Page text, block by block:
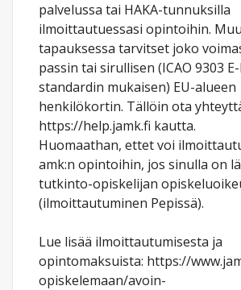
palvelussa tai HAKA-tunnuksilla
ilmoittautuessasi opintoihin.
tapauksessa tarvitset joko
passin tai sirullisen (ICAO 9303
standardin mukaisen) EU-alueen
henkilökortin. Tällöin ota
https://help.jamk.fi kautta.
Huomaathan, ettet voi
amk:n opintoihin, jos sinulla on
tutkinto-opiskelijan
(ilmoittautuminen Pepissä).
Lue lisää ilmoittautumisesta ja
opintomaksuista: https://
opiskelemaan/avoin-